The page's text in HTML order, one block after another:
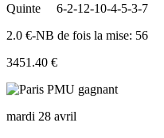
Quinte
6-2-12-10-4-5-3-7
2.0 €-NB de fois la mise: 56
3451.40 €
mardi 28 avril